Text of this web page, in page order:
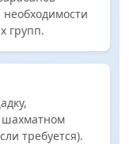
групп.
шахматном
требуется).